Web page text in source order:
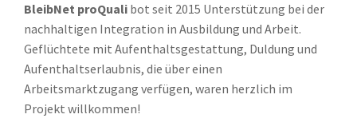
BleibNet proQuali bot seit 2015 Unterstützung bei der
nachhaltigen Integration in Ausbildung und Arbeit.
Geflüchtete mit Aufenthaltsgestattung, Duldung und
Aufenthaltserlaubnis, die über einen
Arbeitsmarktzugang verfügen, waren herzlich im
Projekt willkommen!